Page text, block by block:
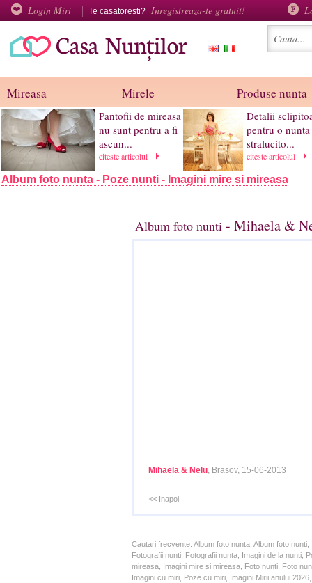
Login Miri Te casatoresti? Inregistreaza-te gratuit!
Mireasa Mirele Produse nunta
Pantofii de mireasa
nu sunt pentru a fi
ascun...
citeste articolul
Detalii
pentru o nunta
stralucito...
citeste articolul
Album foto nunta - Poze nunti - Imagini mire si mireasa
Album foto nunti - Mihaela &
Mihaela & Nelu, Brasov, 15-06-2013
<< Inapoi
Cautari frecvente: Album foto nunta, Album foto
Fotografii nunti, Fotografii nunta, Imagini de la nunti,
mireasa, Imagini mire si mireasa, Foto nunti, Foto
Imagini cu miri, Poze cu miri, Imagini Mirii anului